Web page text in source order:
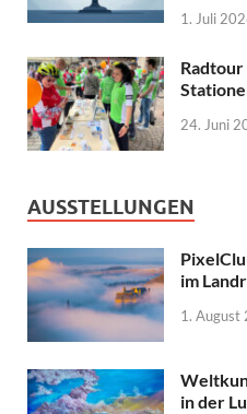
1. Juli
24. Juni
AUSSTELLUNGEN
im
1. August
in der